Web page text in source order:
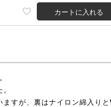
カートに入れる
すが、裏はナイロン綿入り